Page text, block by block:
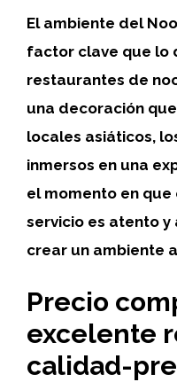
El ambiente del
factor clave que lo
restaurantes de
una decoración
locales asiáticos,
inmersos en una
el momento en que
servicio es atento
crear un ambiente
Precio
excelente
calidad-